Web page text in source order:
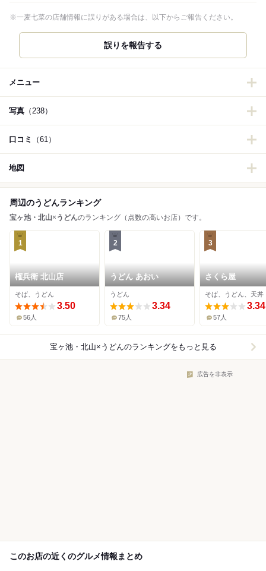
※一麦七菜の店舗情報に誤りがある場合は、以下からご報告ください。
誤りを報告する
メニュー
写真 （238）
口コミ （61）
地図
周辺のうどんランキング
宝ヶ池・北山× うどんのランキング（点数の高いお店）です。
1
権兵衛 北山店
そば、うどん
3.50
56人
2
うどん あおい
うどん
3.34
75人
3
さくら屋
そば、うどん、天丼
3.34
57人
宝ヶ池・北山×うどんのランキングをもっと見る
広告を非表示
このお店の近くのグルメ情報まとめ